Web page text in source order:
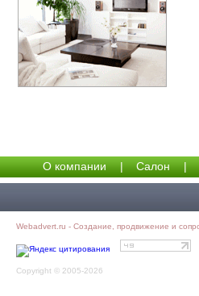
О компании | Салон |
Webadvert.ru - Создание, продвижение и
Copyright © 2005-2026